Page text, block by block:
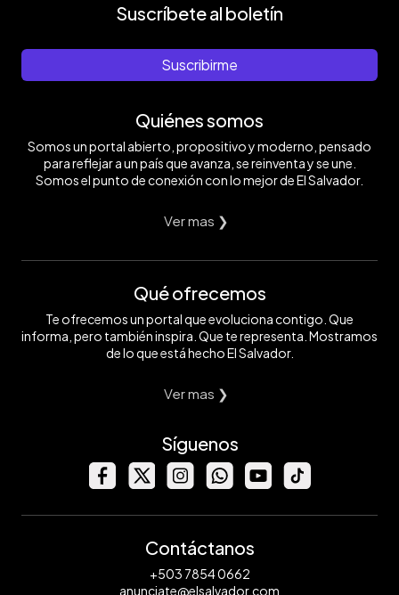
Suscríbete al boletín
Suscribirme
Quiénes somos
Somos un portal abierto, propositivo y moderno, pensado
para reflejar a un país que avanza, se reinventa y se une.
Somos el punto de conexión con lo mejor de El Salvador.
Ver mas ❯
Qué ofrecemos
Te ofrecemos un portal que evoluciona contigo. Que
informa, pero también inspira. Que te representa. Mostramos
de lo que está hecho El Salvador.
Ver mas ❯
Síguenos
Contáctanos
+503 7854 0662
anunciate@elsalvador.com